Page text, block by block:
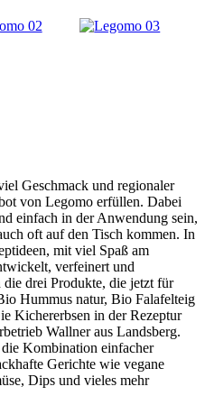
Geschmack und regionaler
von Legomo erfüllen. Dabei
einfach in der Anwendung sein,
oft auf den Tisch kommen. In
mit viel Spaß am
verfeinert und
die drei Produkte, die jetzt für
Hummus natur, Bio Falafelteig
Kichererbsen in der Rezeptur
Wallner aus Landsberg.
Kombination einfacher
Gerichte wie vegane
Dips und vieles mehr